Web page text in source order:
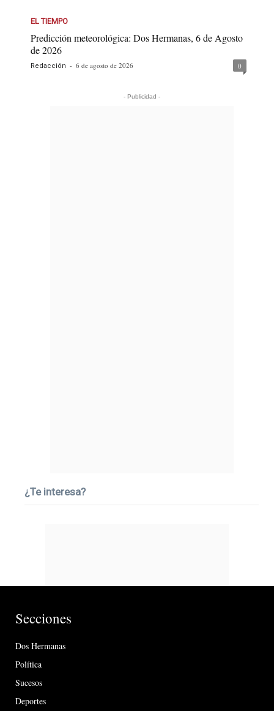
EL TIEMPO
Predicción meteorológica: Dos Hermanas, 6 de Agosto
de 2026
Redacción - 6 de agosto de 2026 0
- Publicidad -
¿Te interesa?
Secciones
Dos Hermanas
Política
Sucesos
Deportes